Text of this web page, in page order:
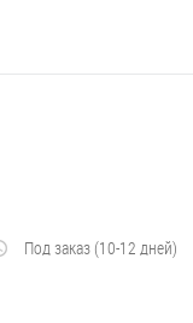
Под заказ (10-12 дней)